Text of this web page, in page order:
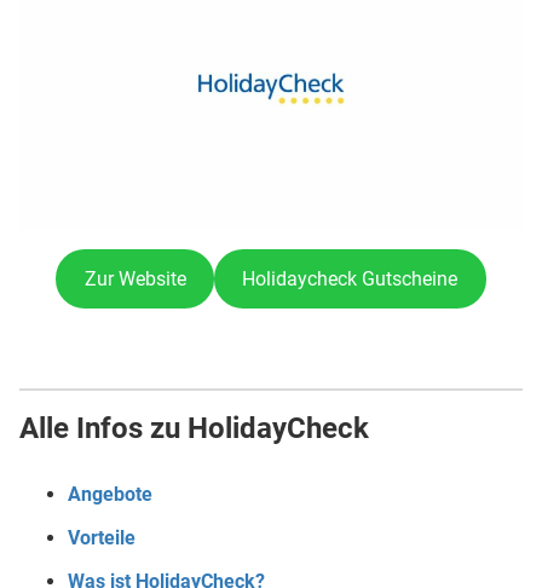
Zur Website Holidaycheck Gutscheine
Alle Infos zu HolidayCheck
Angebote
Vorteile
Was ist HolidayCheck?